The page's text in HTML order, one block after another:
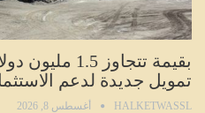
بقيمة
تمويل جديدة لدعم
HALKETWASSL أغسطس 8, 2026